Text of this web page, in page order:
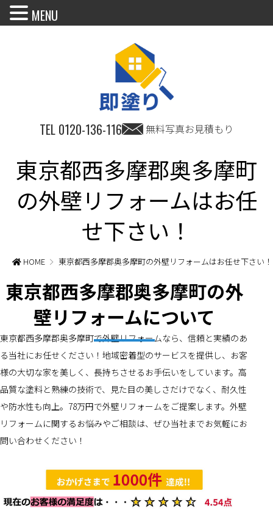
TEL 0120-136-116 無料写真お見積もり
東京都西多摩郡奥多摩町
の外壁リフォームはお任
せ下さい！
HOME 東京都西多摩郡奥多摩町の外壁リフォームはお任せ下さい！
東京都西多摩郡奥多摩町の外
壁リフォームについて
東京都西多摩郡奥多摩町で外壁リフォームなら、信頼と実績のあ
る当社にお任せください！地域密着型のサービスを提供し、お客
様の大切な家を美しく、長持ちさせるお手伝いをしています。高
品質な塗料と熟練の技術で、見た目の美しさだけでなく、耐久性
や防水性も向上。78万円で外壁リフォームをご提案します。外壁
リフォームに関するお悩みやご相談は、ぜひ当社までお気軽にお
問い合わせください！
MENU